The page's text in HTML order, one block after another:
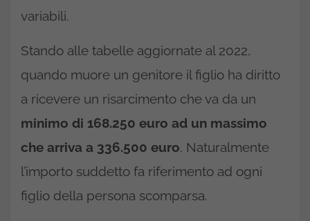
variabili.
Stando alle tabelle aggiornate al 2022,
quando muore un genitore il figlio ha diritto
a ricevere un risarcimento che va da un
minimo di 168.250 euro ad un massimo
che arriva a 336.500 euro. Naturalmente
l’importo suddetto fa riferimento ad ogni
figlio della persona scomparsa.